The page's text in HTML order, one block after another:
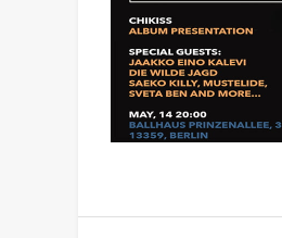
звучание. Альбом
вокальным